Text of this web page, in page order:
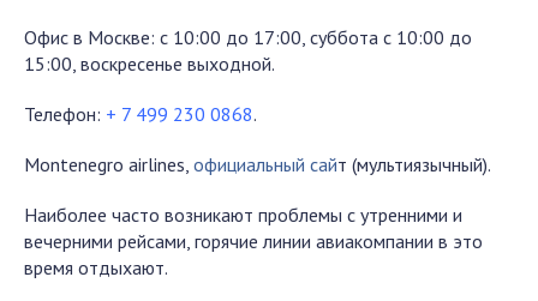
Офис в Москве: с 10:00 до 17:00, суббота с 10:00 до
15:00, воскресенье выходной.
Телефон: + 7 499 230 0868.
Montenegro airlines, официальный сайт (мультиязычный).
Наиболее часто возникают проблемы с утренними и
вечерними рейсами, горячие линии авиакомпании в это
время отдыхают.